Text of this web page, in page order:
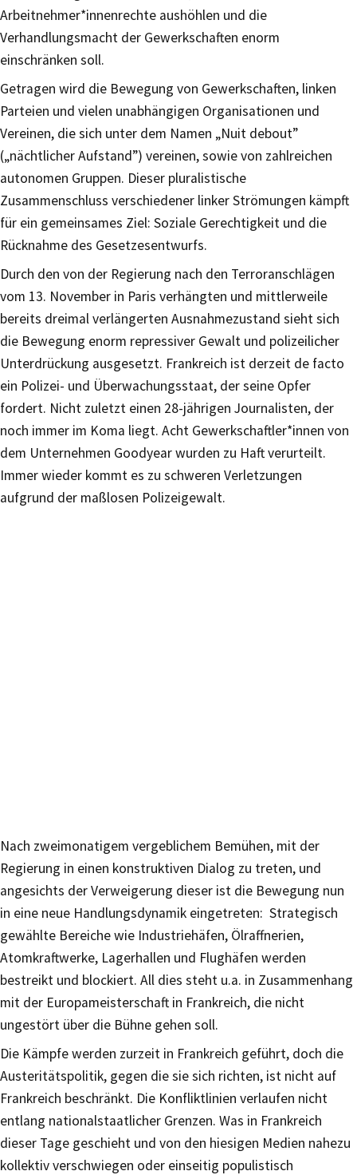
Arbeitnehmer*innenrechte aushöhlen und die
Verhandlungsmacht der Gewerkschaften enorm
einschränken soll.
Getragen wird die Bewegung von Gewerkschaften, linken
Parteien und vielen unabhängigen Organisationen und
Vereinen, die sich unter dem Namen „Nuit debout”
(„nächtlicher Aufstand”) vereinen, sowie von zahlreichen
autonomen Gruppen. Dieser pluralistische
Zusammenschluss verschiedener linker Strömungen kämpft
für ein gemeinsames Ziel: Soziale Gerechtigkeit und die
Rücknahme des Gesetzesentwurfs.
Durch den von der Regierung nach den Terroranschlägen
vom 13. November in Paris verhängten und mittlerweile
bereits dreimal verlängerten Ausnahmezustand sieht sich
die Bewegung enorm repressiver Gewalt und polizeilicher
Unterdrückung ausgesetzt. Frankreich ist derzeit de facto
ein Polizei- und Überwachungsstaat, der seine Opfer
fordert. Nicht zuletzt einen 28-jährigen Journalisten, der
noch immer im Koma liegt. Acht Gewerkschaftler*innen von
dem Unternehmen Goodyear wurden zu Haft verurteilt.
Immer wieder kommt es zu schweren Verletzungen
aufgrund der maßlosen Polizeigewalt.
Nach zweimonatigem vergeblichem Bemühen, mit der
Regierung in einen konstruktiven Dialog zu treten, und
angesichts der Verweigerung dieser ist die Bewegung nun
in eine neue Handlungsdynamik eingetreten: Strategisch
gewählte Bereiche wie Industriehäfen, Ölraffnerien,
Atomkraftwerke, Lagerhallen und Flughäfen werden
bestreikt und blockiert. All dies steht u.a. in Zusammenhang
mit der Europameisterschaft in Frankreich, die nicht
ungestört über die Bühne gehen soll.
Die Kämpfe werden zurzeit in Frankreich geführt, doch die
Austeritätspolitik, gegen die sie sich richten, ist nicht auf
Frankreich beschränkt. Die Konfliktlinien verlaufen nicht
entlang nationalstaatlicher Grenzen. Was in Frankreich
dieser Tage geschieht und von den hiesigen Medien nahezu
kollektiv verschwiegen oder einseitig populistisch